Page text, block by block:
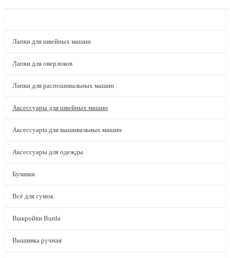
Лапки для швейных машин
Лапки для оверлоков
Лапки для распошивальных машин
Аксессуары для швейных машин
Аксессуары для вышивальных машин
Аксессуары для одежды
Булавки
Всё для сумок
Выкройки Burda
Вышивка ручная